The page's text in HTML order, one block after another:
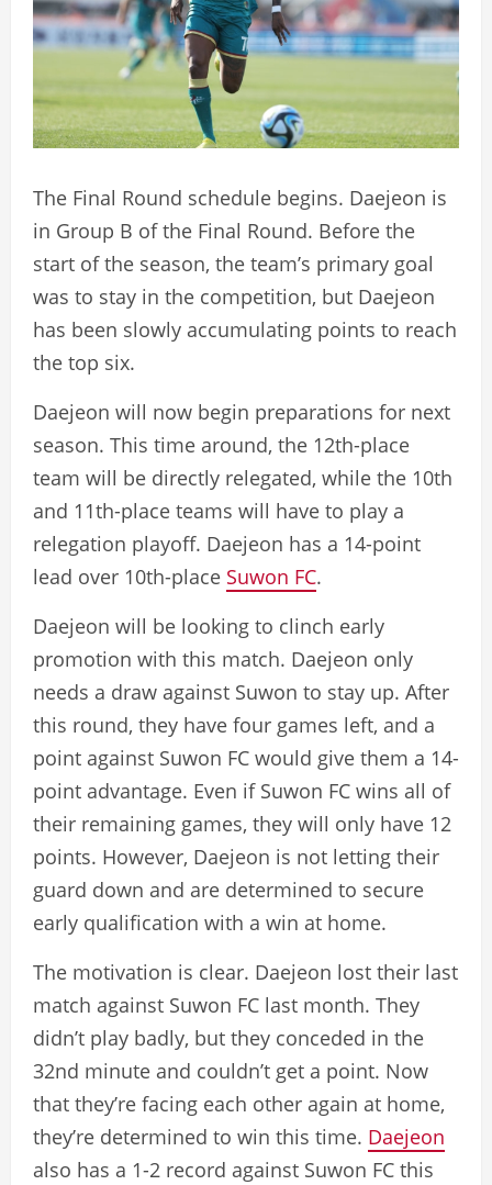
The Final Round schedule begins. Daejeon is
in Group B of the Final Round. Before the
start of the season, the team’s primary goal
was to stay in the competition, but Daejeon
has been slowly accumulating points to reach
the top six.
Daejeon will now begin preparations for next
season. This time around, the 12th-place
team will be directly relegated, while the 10th
and 11th-place teams will have to play a
relegation playoff. Daejeon has a 14-point
lead over 10th-place Suwon FC.
Daejeon will be looking to clinch early
promotion with this match. Daejeon only
needs a draw against Suwon to stay up. After
this round, they have four games left, and a
point against Suwon FC would give them a 14-
point advantage. Even if Suwon FC wins all of
their remaining games, they will only have 12
points. However, Daejeon is not letting their
guard down and are determined to secure
early qualification with a win at home.
The motivation is clear. Daejeon lost their last
match against Suwon FC last month. They
didn’t play badly, but they conceded in the
32nd minute and couldn’t get a point. Now
that they’re facing each other again at home,
they’re determined to win this time. Daejeon
also has a 1-2 record against Suwon FC this